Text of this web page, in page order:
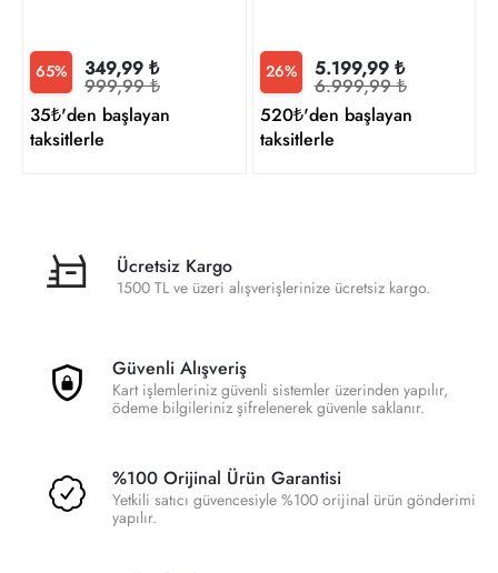
65% 349,99 ₺
999,99 ₺
35₺'den başlayan
taksitlerle
26% 5.199,99 ₺
6.999,99 ₺
520₺'den başlayan
taksitlerle
Ücretsiz Kargo
1500 TL ve üzeri alışverişlerinize ücretsiz kargo.
Güvenli Alışveriş
Kart işlemleriniz güvenli sistemler üzerinden yapılır,
ödeme bilgileriniz şifrelenerek güvenle saklanır.
%100 Orijinal Ürün Garantisi
Yetkili satıcı güvencesiyle %100 orijinal ürün gönderimi
yapılır.